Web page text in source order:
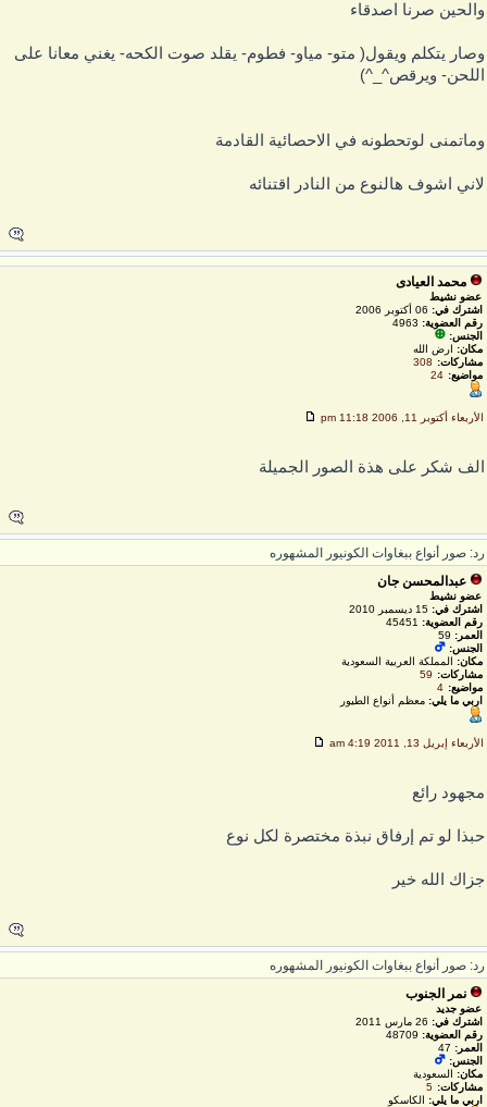
صرنا اصدقاء
يتكلم ويقول( متو- مياو- فطوم- يقلد صوت الكحه- يغني معانا على
ويرقص^_^)
لوتحطونه في الاحصائية القادمة
اشوف هالنوع من النادر اقتنائه
محمد العيادى
عضو نشيط
اشترك في:06 أكتوبر 2006
رقم العضوية:4963
الجنس:
مكان:ارض الله
مشاركات:
308
مواضيع:
24
الأربعاء أكتوبر 11, 2006 11:18 pm
شكر على هذة الصور الجميلة
صور أنواع ببغاوات الكونيور المشهوره
عبدالمحسن جان
عضو نشيط
اشترك في:15 ديسمبر 2010
رقم العضوية:45451
العمر: 59
الجنس:
مكان:المملكة العربية السعودية
مشاركات:
59
مواضيع:
4
اربي ما يلي:معظم أنواع الطيور
الأربعاء إبريل 13, 2011 4:19 am
رائع
لو تم إرفاق نبذة مختصرة لكل نوع
الله خير
صور أنواع ببغاوات الكونيور المشهوره
نمر الجنوب
عضو جديد
اشترك في:26 مارس 2011
رقم العضوية:48709
العمر: 47
الجنس:
مكان:السعودية
مشاركات:
5
اربي ما يلي:الكاسكو